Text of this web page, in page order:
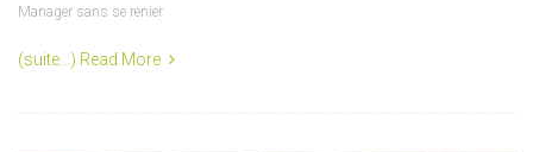
Manager sans se renier
(suite…) Read More